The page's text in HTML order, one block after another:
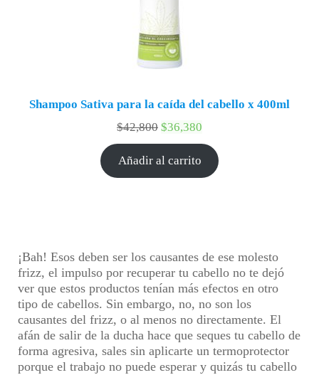
Shampoo Sativa para la caída del cabello x 400ml
$42,800 $36,380
Añadir al carrito
¡Bah! Esos deben ser los causantes de ese molesto
frizz, el impulso por recuperar tu cabello no te dejó
ver que estos productos tenían más efectos en otro
tipo de cabellos. Sin embargo, no, no son los
causantes del frizz, o al menos no directamente. El
afán de salir de la ducha hace que seques tu cabello de
forma agresiva, sales sin aplicarte un termoprotector
porque el trabajo no puede esperar y quizás tu cabello